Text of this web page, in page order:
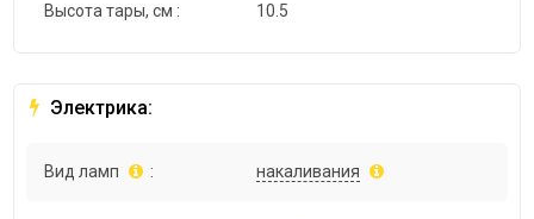
Высота тары, см : 10.5
Электрика:
Вид ламп : накаливания